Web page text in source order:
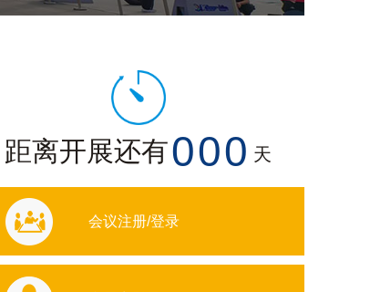
距离开展还有000 天
会议注册/登录